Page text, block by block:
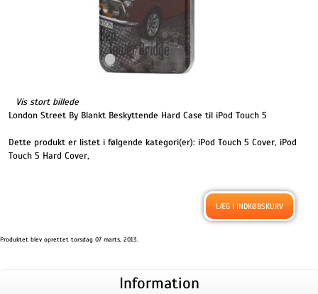
Vis stort billede
London Street By Blankt Beskyttende Hard Case til iPod Touch 5
Dette produkt er listet i følgende kategori(er): iPod Touch 5 Cover, iPod
Touch 5 Hard Cover,
Produktet blev oprettet torsdag 07 marts, 2013.
Information